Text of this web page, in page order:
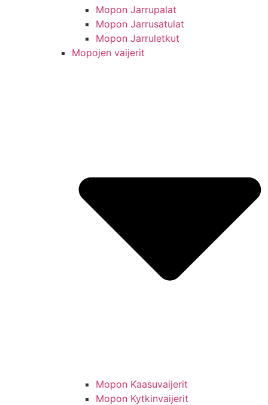
Mopon Jarrupalat
Mopon Jarrusatulat
Mopon Jarruletkut
Mopojen vaijerit
Mopon Kaasuvaijerit
Mopon Kytkinvaijerit